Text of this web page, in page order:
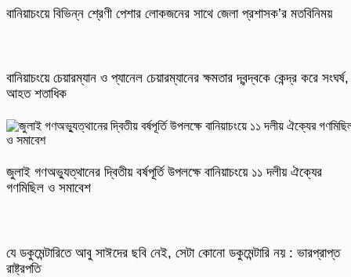
বানিয়াচংয়ে বিভিন্ন শ্রেণী পেশার লোকজনের সাথে জেলা প্রশাসক’র মতবিনিময়
বানিয়াচংয়ে চেয়ারম্যান ও প্যানেল চেয়ারম্যানের ক্ষমতার দ্বন্দ্বকে কেন্দ্র করে সংঘর্ষ,
আহত শতাধিক
জুলাই গণঅভ্যুত্থানের দ্বিতীয় বর্ষপূর্তি উপলক্ষে বানিয়াচংয়ে ১১ দলীয় ঐক্যের
গণমিছিল ও সমাবেশ
যে ডকুমেন্টারিতে আবু সাঈদের ছবি নেই, সেটা কোনো ডকুমেন্টারি নয় : ভারপ্রাপ্ত
রাষ্ট্রপতি